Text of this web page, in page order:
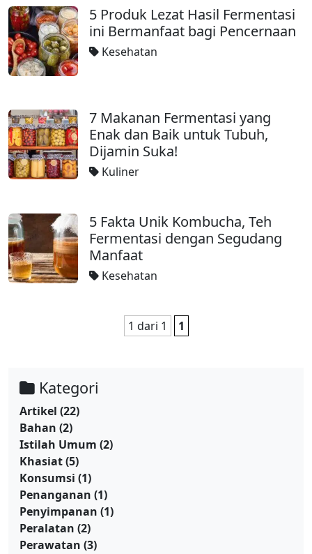
5 Produk Lezat Hasil Fermentasi
ini Bermanfaat bagi Pencernaan
Kesehatan
7 Makanan Fermentasi yang
Enak dan Baik untuk Tubuh,
Dijamin Suka!
Kuliner
5 Fakta Unik Kombucha, Teh
Fermentasi dengan Segudang
Manfaat
Kesehatan
1 dari 1 1
Kategori
Artikel (22)
Bahan (2)
Istilah Umum (2)
Khasiat(5)
Konsumsi (1)
Penanganan (1)
Penyimpanan (1)
Peralatan (2)
Perawatan (3)